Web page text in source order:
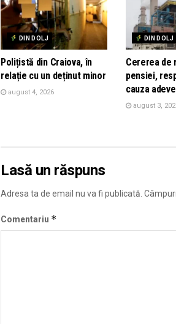
DIN DOLJ
Polițistă din Craiova, în
relație cu un deținut minor
august 4, 2026
DIN DOLJ
Cererea de
pensiei,
cauza
august 3,
Lasă un răspuns
Adresa ta de email nu va fi publicată.
Comentariu *